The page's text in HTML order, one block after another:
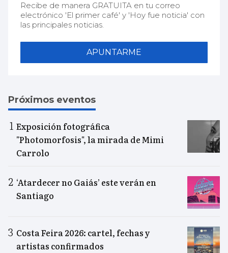
Recibe de manera GRATUITA en tu correo
electrónico 'El primer café' y 'Hoy fue noticia' con
las principales noticias.
APUNTARME
Próximos eventos
Exposición fotográfica
"Photomorfosis", la mirada de Mimi
Carrolo
‘Atardecer no Gaiás’ este verán en
Santiago
Costa Feira 2026: cartel, fechas y
artistas confirmados